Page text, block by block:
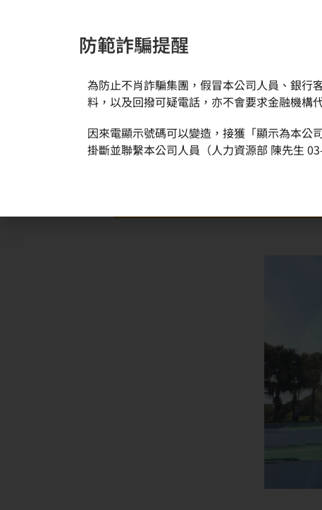
新聞與活動 關於環球晶
防範詐騙提醒
為防止不肖詐騙集團，假冒本公司人員、銀行
料，以及回撥可疑電話，亦不會要求金融機構
因來電顯示號碼可以變造，接獲「顯示為本公
掛斷並聯繫本公司人員（人力資源部 陳先生